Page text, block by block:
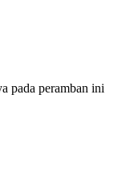
pada peramban ini